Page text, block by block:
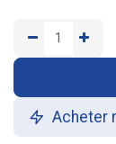
Acheter